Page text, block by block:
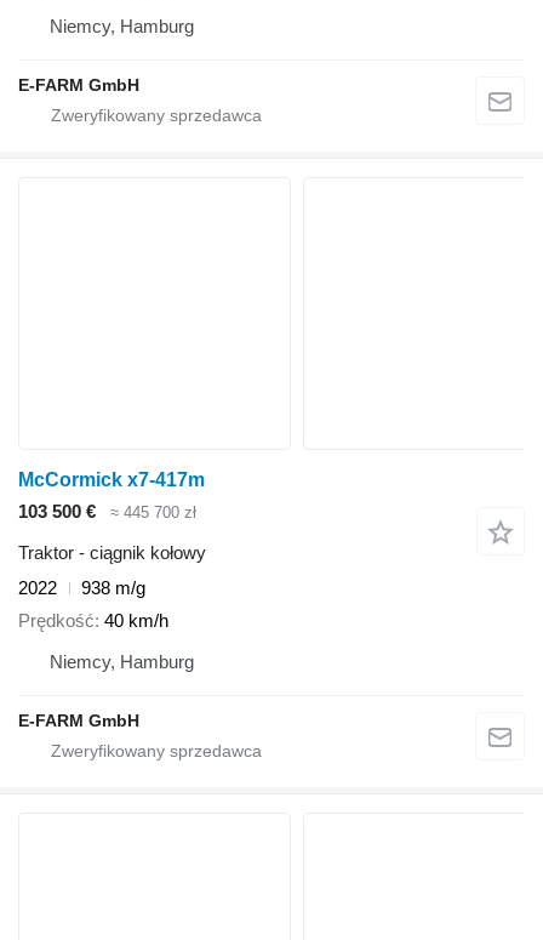
Niemcy, Hamburg
E-FARM GmbH
McCormick x7-417m
103 500 €
≈ 445 700 zł
Traktor - ciągnik kołowy
2022
938 m/g
Prędkość 40 km/h
Niemcy, Hamburg
E-FARM GmbH